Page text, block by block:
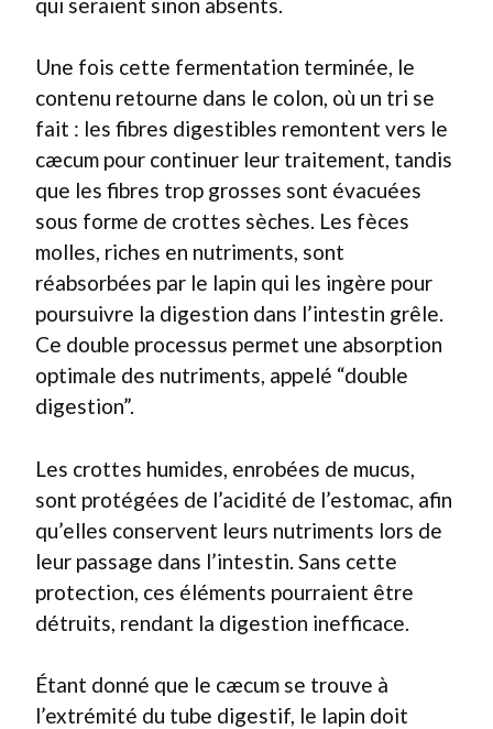
Une fois cette fermentation terminée, le
contenu retourne dans le colon, où un tri se
fait : les fibres digestibles remontent vers le
cæcum pour continuer leur traitement, tandis
que les fibres trop grosses sont évacuées
sous forme de crottes sèches. Les fèces
molles, riches en nutriments, sont
réabsorbées par le lapin qui les ingère pour
poursuivre la digestion dans l’intestin grêle.
Ce double processus permet une absorption
optimale des nutriments, appelé “double
digestion”.
Les crottes humides, enrobées de mucus,
sont protégées de l’acidité de l’estomac, afin
qu’elles conservent leurs nutriments lors de
leur passage dans l’intestin. Sans cette
protection, ces éléments pourraient être
détruits, rendant la digestion inefficace.
Étant donné que le cæcum se trouve à
l’extrémité du tube digestif, le lapin doit